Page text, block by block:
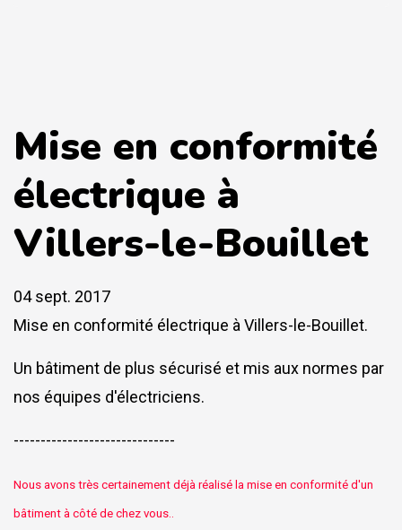
Mise en conformité
électrique à
Villers-le-Bouillet
04 sept. 2017
Mise en conformité électrique à Villers-le-Bouillet.
Un bâtiment de plus sécurisé et mis aux normes par
nos équipes d'électriciens.
------------------------------
Nous avons très certainement déjà réalisé la mise en conformité d'un
bâtiment à côté de chez vous..